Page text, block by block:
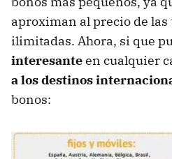
aproximan al precio de
ilimitadas. Ahora, si que
interesanteen cualquier
a los destinos
bonos: